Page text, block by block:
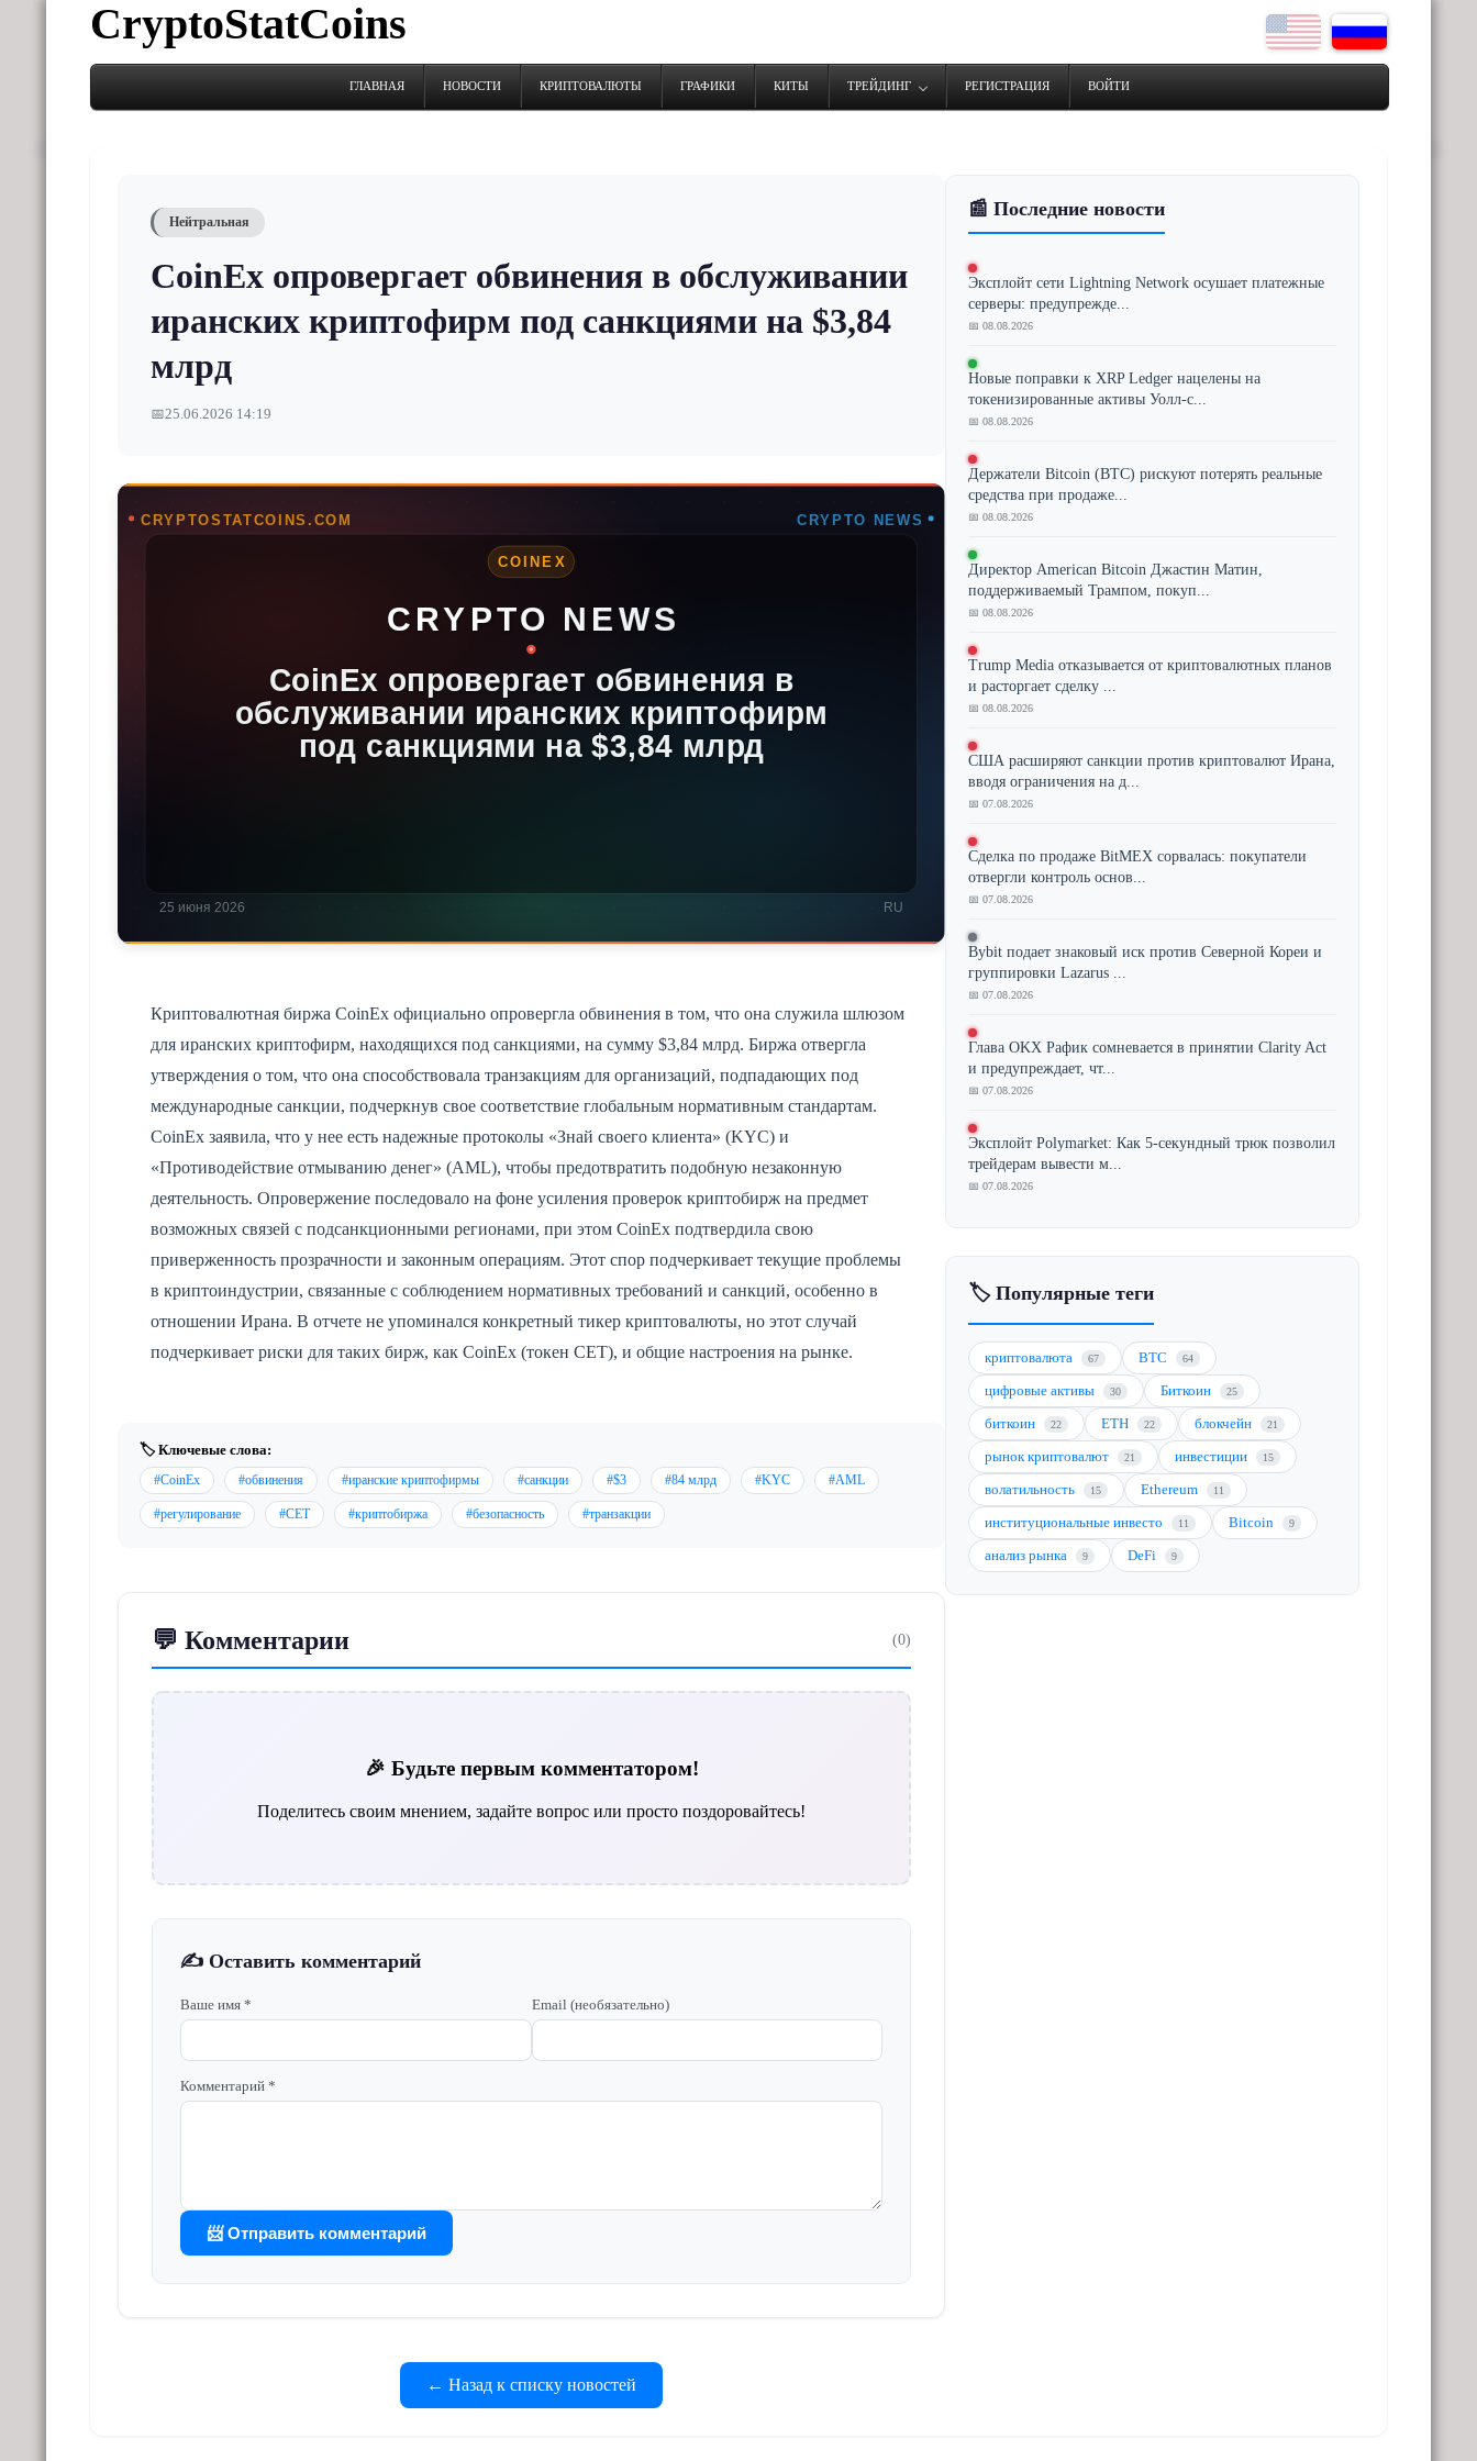
CryptoStatCoins
ГЛАВНАЯ НОВОСТИ КРИПТОВАЛЮТЫ ГРАФИКИ КИТЫ ТРЕЙДИНГ РЕГИСТРАЦИЯ ВОЙТИ
Нейтральная
CoinEx опровергает обвинения в обслуживании
иранских криптофирм под санкциями на $3,84
млрд
📅25.06.2026 14:19
Криптовалютная биржа CoinEx официально опровергла обвинения в том, что она служила шлюзом
для иранских криптофирм, находящихся под санкциями, на сумму $3,84 млрд. Биржа отвергла
утверждения о том, что она способствовала транзакциям для организаций, подпадающих под
международные санкции, подчеркнув свое соответствие глобальным нормативным стандартам.
CoinEx заявила, что у нее есть надежные протоколы «Знай своего клиента» (KYC) и
«Противодействие отмыванию денег» (AML), чтобы предотвратить подобную незаконную
деятельность. Опровержение последовало на фоне усиления проверок криптобирж на предмет
возможных связей с подсанкционными регионами, при этом CoinEx подтвердила свою
приверженность прозрачности и законным операциям. Этот спор подчеркивает текущие проблемы
в криптоиндустрии, связанные с соблюдением нормативных требований и санкций, особенно в
отношении Ирана. В отчете не упоминался конкретный тикер криптовалюты, но этот случай
подчеркивает риски для таких бирж, как CoinEx (токен CET), и общие настроения на рынке.
🏷️ Ключевые слова:
#CoinEx #обвинения #иранские криптофирмы #санкции #$3 #84 млрд #KYC #AML
#регулирование #CET #криптобиржа #безопасность #транзакции
💬 Комментарии (0)
🎉 Будьте первым комментатором!
Поделитесь своим мнением, задайте вопрос или просто поздоровайтесь!
✍️ Оставить комментарий
Ваше имя * Email (необязательно)
Комментарий *
📨 Отправить комментарий
← Назад к списку новостей
📰 Последние новости
Эксплойт сети Lightning Network осушает платежные
серверы: предупрежде...
📅 08.08.2026
Новые поправки к XRP Ledger нацелены на
токенизированные активы Уолл-с...
📅 08.08.2026
Держатели Bitcoin (BTC) рискуют потерять реальные
средства при продаже...
📅 08.08.2026
Директор American Bitcoin Джастин Матин,
поддерживаемый Трампом, покуп...
📅 08.08.2026
Trump Media отказывается от криптовалютных планов
и расторгает сделку ...
📅 08.08.2026
США расширяют санкции против криптовалют Ирана,
вводя ограничения на д...
📅 07.08.2026
Сделка по продаже BitMEX сорвалась: покупатели
отвергли контроль основ...
📅 07.08.2026
Bybit подает знаковый иск против Северной Кореи и
группировки Lazarus ...
📅 07.08.2026
Глава OKX Рафик сомневается в принятии Clarity Act
и предупреждает, чт...
📅 07.08.2026
Эксплойт Polymarket: Как 5-секундный трюк позволил
трейдерам вывести м...
📅 07.08.2026
🏷️ Популярные теги
криптовалюта 67 BTC 64
цифровые активы 30 Биткоин 25
биткоин 22 ETH 22 блокчейн 21
рынок криптовалют 21 инвестиции 15
волатильность 15 Ethereum 11
институциональные инвесто 11 Bitcoin 9
анализ рынка 9 DeFi 9